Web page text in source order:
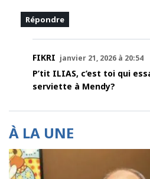
Répondre
FIKRI janvier 21, 2026 à 20:54
P’tit ILIAS, c’est toi qui
serviette à Mendy?
À LA UNE